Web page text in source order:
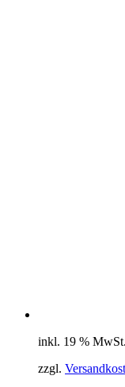
inkl. 19 % MwSt.
zzgl.